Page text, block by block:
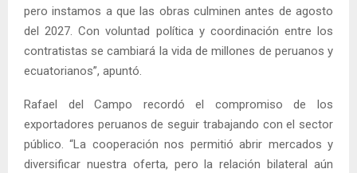
pero instamos a que las obras culminen antes de agosto
del 2027. Con voluntad política y coordinación entre los
contratistas se cambiará la vida de millones de peruanos y
ecuatorianos”, apuntó.
Rafael del Campo recordó el compromiso de los
exportadores peruanos de seguir trabajando con el sector
público. “La cooperación nos permitió abrir mercados y
diversificar nuestra oferta, pero la relación bilateral aún